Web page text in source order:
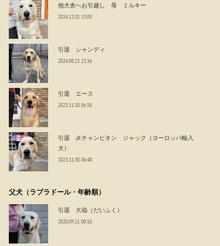
他犬舎へお引越し 母 ミルキー
2024.12.01 13:05
引退 シャンディ
2024.08.23 23:36
引退 エース
2023.11.30 06:58
引退 Jr.チャンピオン ジャック（ヨーロッパ輸入
犬）
2023.11.30 06:48
父犬（ラブラドール・年齢順）
引退 大福（だいふく）
2020.09.21 00:10